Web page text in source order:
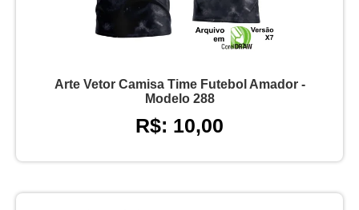
Arte Vetor Camisa Time Futebol Amador -
Modelo 288
R$: 10,00